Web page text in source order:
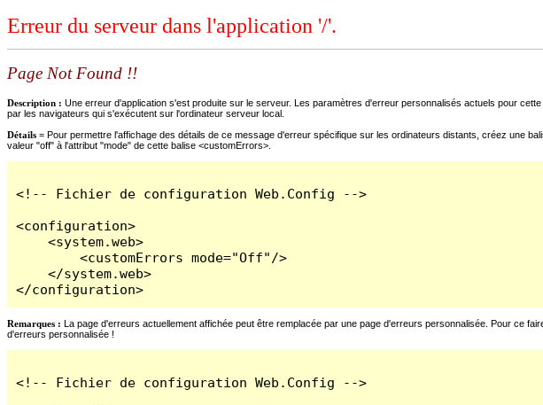
Erreur du serveur dans l'application '/'.
Page Not Found !!
Description : Une erreur d'application s'est produite sur le serveur. Les paramètres d'erreur personnalisés actuels pour
par les navigateurs qui s'exécutent sur l'ordinateur serveur local.
Détails = Pour permettre l'affichage des détails de ce message d'erreur spécifique sur les ordinateurs distants, créez une
valeur "off" à l'attribut "mode" de cette balise <customErrors>.
<!-- Fichier de configuration Web.Config -->
<configuration>
    <system.web>
        <customErrors mode="Off"/>
    </system.web>
</configuration>
Remarques : La page d'erreurs actuellement affichée peut être remplacée par une page d'erreurs personnalisée. Pour ce
d'erreurs personnalisée !
<!-- Fichier de configuration Web.Config -->